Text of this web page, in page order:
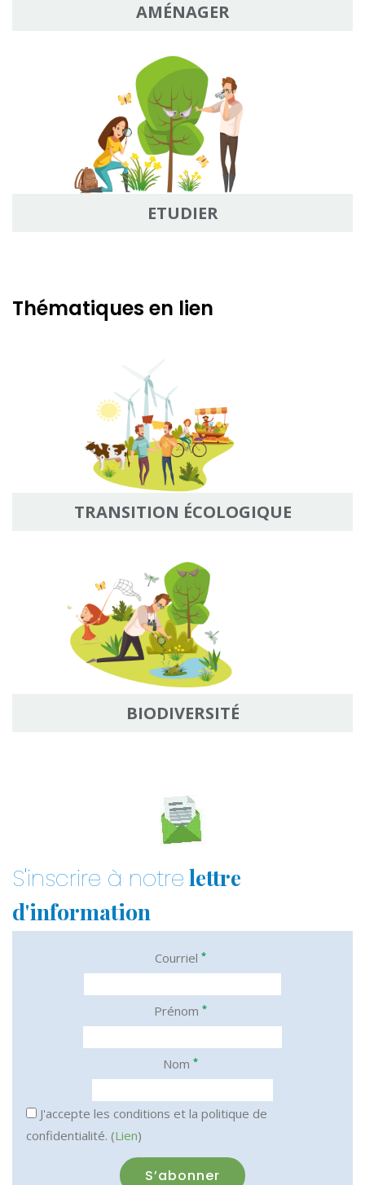
AMÉNAGER
ETUDIER
Thématiques en lien
TRANSITION ÉCOLOGIQUE
BIODIVERSITÉ
S'inscrire à notrelettre
d'information
Courriel *
Prénom *
Nom *
J'accepte les conditions et la politique de
confidentialité. (Lien)